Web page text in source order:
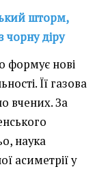
шторм,
чорну діру
формує нові
Її газова
вчених. За
наука
асиметрії у